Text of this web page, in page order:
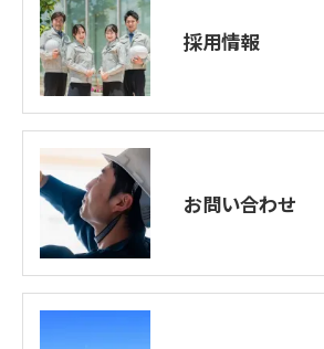
採用情報
お問い合わせ